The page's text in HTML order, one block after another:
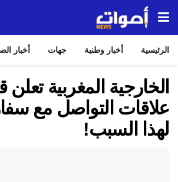
الرئيسية أخبار وطنية جهات أخبار
الخارجية المغربية
علاقات التواصل مع
لهذا السبب!